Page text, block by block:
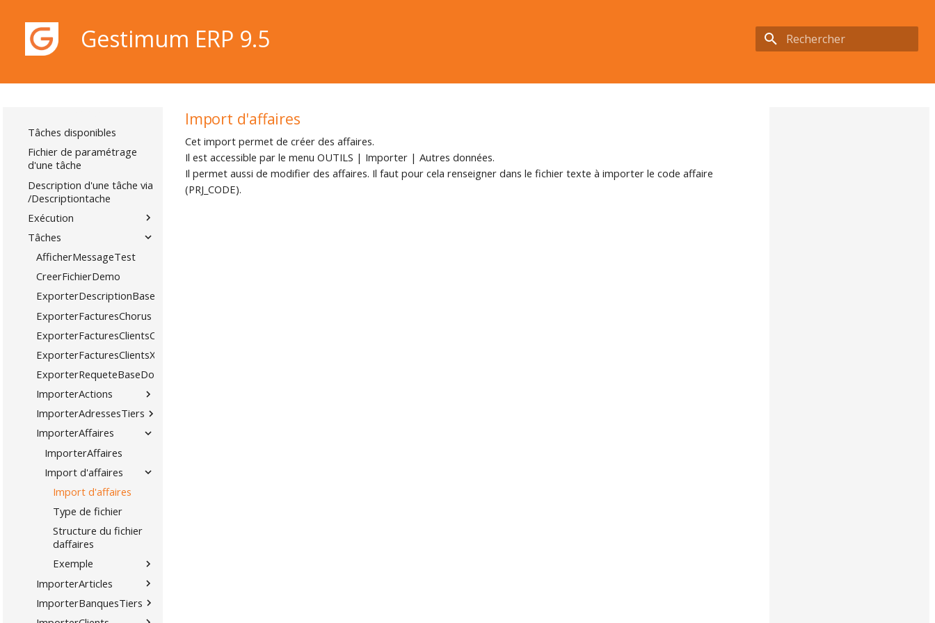
Gestimum ERP 9.5
G-CHANGE
Présentation
Imports et Exports
Tâches disponibles
Fichier de paramétrage
d'une tâche
Description d'une tâche via
/Descriptiontache
Exécution
Tâches
AfficherMessageTest
CreerFichierDemo
ExporterDescriptionBaseDonnees
ExporterFacturesChorus
ExporterFacturesClientsCSV
ExporterFacturesClientsXML
ExporterRequeteBaseDonnees
ImporterActions
ImporterAdressesTiers
ImporterAffaires
ImporterAffaires
Import d'affaires
Import d'affaires
Type de fichier
Structure du fichier
daffaires
Exemple
ImporterArticles
ImporterBanquesTiers
Import d'affaires
Cet import permet de créer des affaires.
Il est accessible par le menu OUTILS | Importer | Autres données.
Il permet aussi de modifier des affaires. Il faut pour cela renseigner dans le fichier texte à importer le code affaire
(PRJ_CODE).